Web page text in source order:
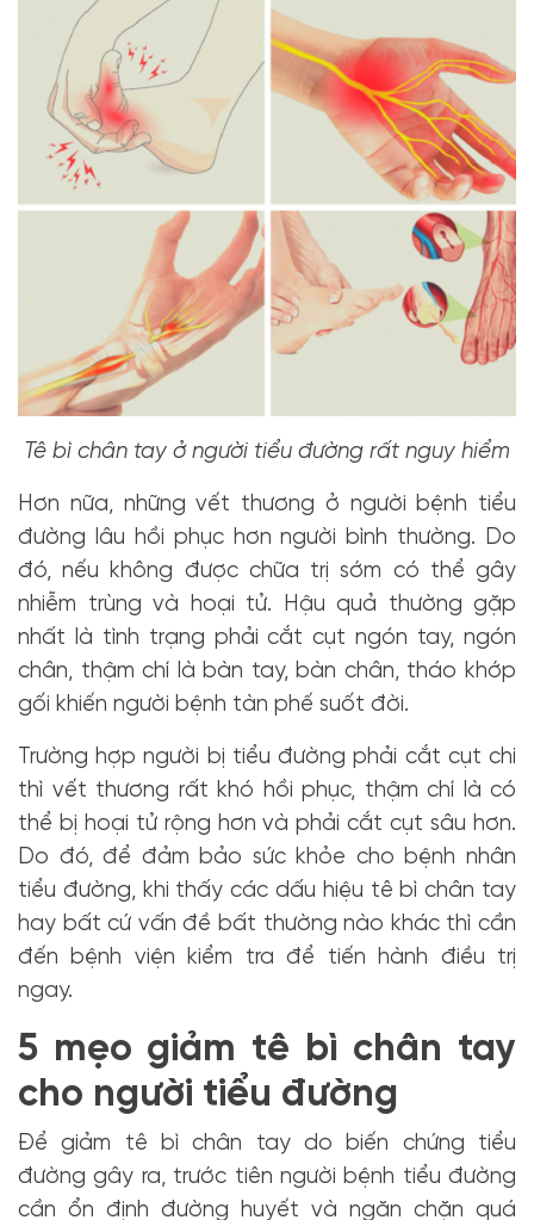
Tê bì chân tay ở người tiểu đường rất nguy hiểm
Hơn nữa, những vết thương ở người bệnh tiểu
đường lâu hồi phục hơn người bình thường. Do
đó, nếu không được chữa trị sớm có thể gây
nhiễm trùng và hoại tử. Hậu quả thường gặp
nhất là tình trạng phải cắt cụt ngón tay, ngón
chân, thậm chí là bàn tay, bàn chân, tháo khớp
gối khiến người bệnh tàn phế suốt đời.
Trường hợp người bị tiểu đường phải cắt cụt chi
thì vết thương rất khó hồi phục, thậm chí là có
thể bị hoại tử rộng hơn và phải cắt cụt sâu hơn.
Do đó, để đảm bảo sức khỏe cho bệnh nhân
tiểu đường, khi thấy các dấu hiệu tê bì chân tay
hay bất cứ vấn đề bất thường nào khác thì cần
đến bệnh viện kiểm tra để tiến hành điều trị
ngay.
5 mẹo giảm tê bì chân tay
cho người tiểu đường
Để giảm tê bì chân tay do biến chứng tiểu
đường gây ra, trước tiên người bệnh tiểu đường
cần ổn định đường huyết và ngăn chặn quá